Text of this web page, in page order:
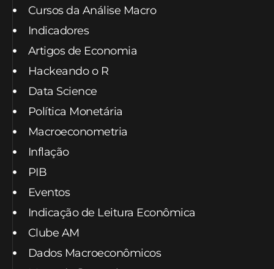
Cursos da Análise Macro
Indicadores
Artigos de Economia
Hackeando o R
Data Science
Política Monetária
Macroeconometria
Inflação
PIB
Eventos
Indicação de Leitura Econômica
Clube AM
Dados Macroeconômicos